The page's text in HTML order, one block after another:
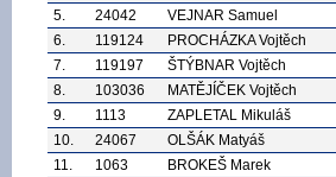
5.
24042 VEJNAR Samuel
6.
119124 PROCHÁZKA Vojtěch
7.
119197 ŠTÝBNAR Vojtěch
8.
103036 MATĚJÍČEK Vojtěch
9.
1113 ZAPLETAL Mikuláš
10.
24067 OLŠÁK Matyáš
11.
1063 BROKEŠ Marek